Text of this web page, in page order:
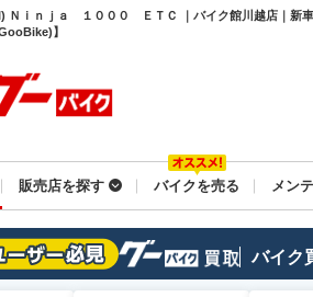
Ｎｉｎｊａ １０００ ＥＴＣ ｜バイク館川越店｜新
】
販売店を探す バイクを売る メン
バイク